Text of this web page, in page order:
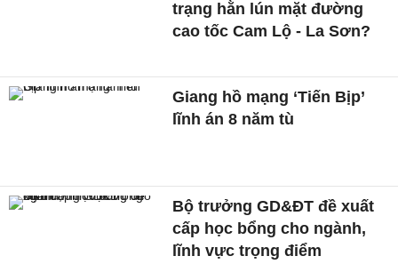
trạng hằn lún mặt đường
cao tốc Cam Lộ - La Sơn?
Giang hồ mạng ‘Tiến Bịp’
lĩnh án 8 năm tù
Bộ trưởng GD&ĐT đề xuất
cấp học bổng cho ngành,
lĩnh vực trọng điểm